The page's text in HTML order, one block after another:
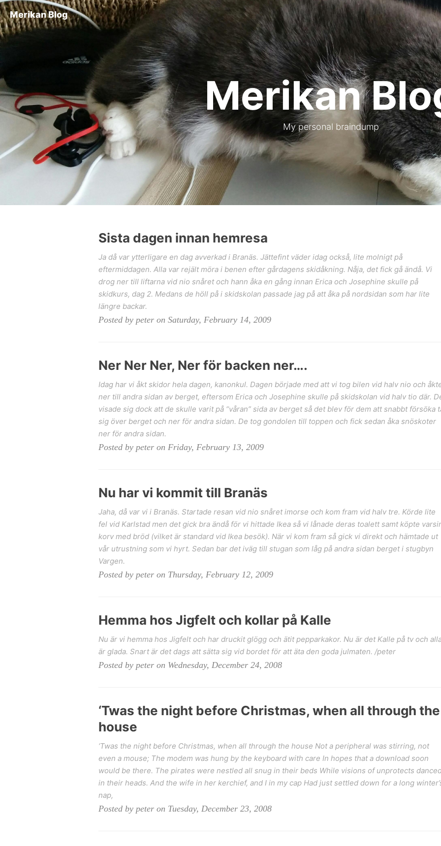
Merikan Blog
Merikan
My personal braindump
Sista dagen innan hemresa
Ja då var ytterligare en dag avverkad i Branäs. Jättefint väder idag också, lite molnigt på
eftermiddagen. Alla var rejält möra i benen efter gårdagens skidåkning. Nåja, det fick gå ändå. Vi
drog ner till liftarna vid nio snåret och hann åka en gång innan Erica och Josephine skulle på
skidkurs, dag 2. Medans de höll på i skidskolan passade jag på att åka på nordsidan som har lite
längre backar.
Posted by peter on Saturday, February 14, 2009
Ner Ner Ner, Ner för backen ner….
Idag har vi åkt skidor hela dagen, kanonkul. Dagen började med att vi tog bilen vid halv nio och
ner till andra sidan av berget, eftersom Erica och Josephine skulle på skidskolan vid halv tio där.
visade sig dock att de skulle varit på “våran” sida av berget så det blev för dem att snabbt försöka
sig över berget och ner för andra sidan. De tog gondolen till toppen och fick sedan åka snöskoter
ner för andra sidan.
Posted by peter on Friday, February 13, 2009
Nu har vi kommit till Branäs
Jaha, då var vi i Branäs. Startade resan vid nio snåret imorse och kom fram vid halv tre. Körde lite
fel vid Karlstad men det gick bra ändå för vi hittade Ikea så vi lånade deras toalett samt köpte
korv med bröd (vilket är standard vid Ikea besök). När vi kom fram så gick vi direkt och hämtade ut
vår utrustning som vi hyrt. Sedan bar det iväg till stugan som låg på andra sidan berget i stugbyn
Vargen.
Posted by peter on Thursday, February 12, 2009
Hemma hos Jigfelt och kollar på Kalle
Nu är vi hemma hos Jigfelt och har druckit glögg och ätit pepparkakor. Nu är det Kalle på tv och
är glada. Snart är det dags att sätta sig vid bordet för att äta den goda julmaten. /peter
Posted by peter on Wednesday, December 24, 2008
‘Twas the night before Christmas, when all through the
house
‘Twas the night before Christmas, when all through the house Not a peripheral was stirring, not
even a mouse; The modem was hung by the keyboard with care In hopes that a download soon
would be there. The pirates were nestled all snug in their beds While visions of unprotects
in their heads. And the wife in her kerchief, and I in my cap Had just settled down for a long
nap,
Posted by peter on Tuesday, December 23, 2008